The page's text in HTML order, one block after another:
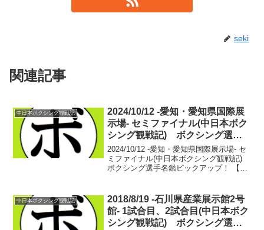
seki
関連記事
中日本ボクシング観戦記
2024/10/12 -愛知・愛知県国際展
示場- セミファイナル(中日本ボク
シング観戦記) ボクシング選手
名鑑ピックアップ！
2024/10/12 -愛知・愛知県国際展示場- セ
ミファイナル(中日本ボクシング観戦記)
ボクシング選手名鑑ピックアップ！ 【ス
小さな体で思い切り飛び込んで来る...
中日本ボクシング観戦記
2018/8/19 -石川県産業展示館2号
館- 1試合目、2試合目(中日本ボク
シング観戦記) ボクシング選手